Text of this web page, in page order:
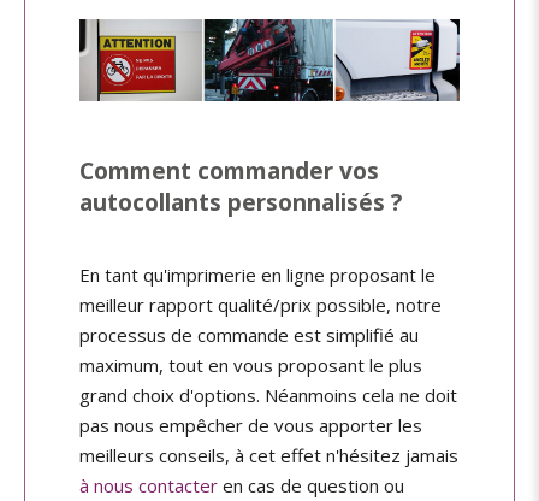
Comment commander vos
autocollants personnalisés ?
En tant qu'imprimerie en ligne proposant le
meilleur rapport qualité/prix possible, notre
processus de commande est simplifié au
maximum, tout en vous proposant le plus
grand choix d'options. Néanmoins cela ne doit
pas nous empêcher de vous apporter les
meilleurs conseils, à cet effet n'hésitez jamais
à nous contacter en cas de question ou